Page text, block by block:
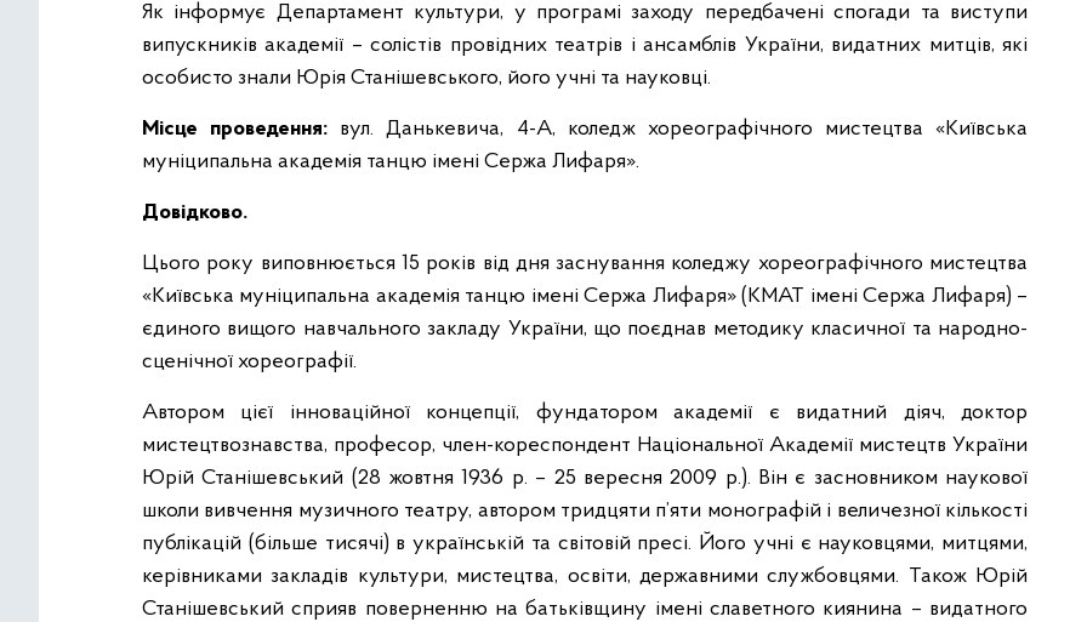
Як інформує Департамент культури, у програмі заходу передбачені спогади та виступи
випускників академії – солістів провідних театрів і ансамблів України, видатних митців, які
особисто знали Юрія Станішевського, його учні та науковці.
Місце проведення: вул. Данькевича, 4-А, коледж хореографічного мистецтва «Київська
муніципальна академія танцю імені Сержа Лифаря».
Довідково.
Цього року виповнюється 15 років від дня заснування коледжу хореографічного мистецтва
«Київська муніципальна академія танцю імені Сержа Лифаря» (КМАТ імені Сержа Лифаря) –
єдиного вищого навчального закладу України, що поєднав методику класичної та народно-
сценічної хореографії.
Автором цієї інноваційної концепції, фундатором академії є видатний діяч, доктор
мистецтвознавства, професор, член-кореспондент Національної Академії мистецтв України
Юрій Станішевський (28 жовтня 1936 р. – 25 вересня 2009 р.). Він є засновником наукової
школи вивчення музичного театру, автором тридцяти п’яти монографій і величезної кількості
публікацій (більше тисячі) в українській та світовій пресі. Його учні є науковцями, митцями,
керівниками закладів культури, мистецтва, освіти, державними службовцями. Також Юрій
Станішевський сприяв поверненню на батьківщину імені славетного киянина – видатного